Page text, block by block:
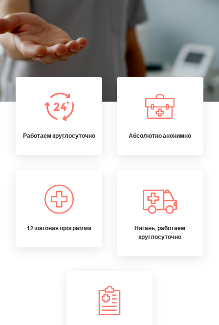
Работаем круглосуточно Абсолютно анонимно
12 шаговая программа
Нягань, работаем
круглосуточно